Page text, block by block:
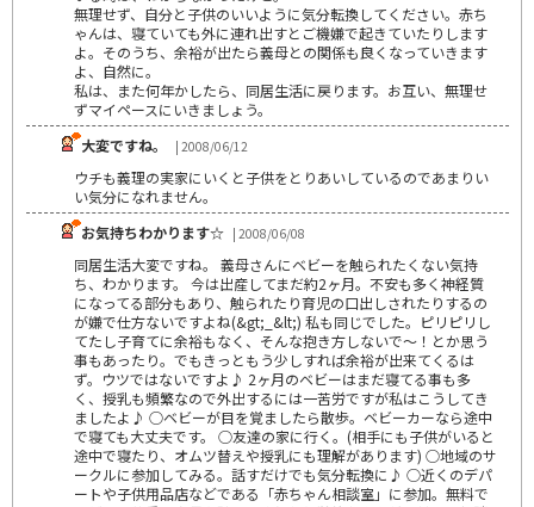
無理せず、自分と子供のいいように気分転換してください。赤ち
ゃんは、寝ていても外に連れ出すとご機嫌で起きていたりします
よ。そのうち、余裕が出たら義母との関係も良くなっていきます
よ、自然に。
私は、また何年かしたら、同居生活に戻ります。お互い、無理せ
ずマイペースにいきましょう。
大変ですね。
| 2008/06/12
ウチも義理の実家にいくと子供をとりあいしているのであまりい
い気分になれません。
お気持ちわかります☆ | 2008/06/08
同居生活大変ですね。 義母さんにベビーを触られたくない気持
ち、わかります。 今は出産してまだ約2ヶ月。不安も多く神経質
になってる部分もあり、触られたり育児の口出しされたりするの
が嫌で仕方ないですよね(&gt;_&lt;) 私も同じでした。ピリピリし
てたし子育てに余裕もなく、そんな抱き方しないで～！とか思う
事もあったり。でもきっともう少しすれば余裕が出来てくるは
ず。ウツではないですよ♪ 2ヶ月のベビーはまだ寝てる事も多
く、授乳も頻繁なので外出するには一苦労ですが私はこうしてき
ましたよ♪ ○ベビーが目を覚ましたら散歩。ベビーカーなら途中
で寝ても大丈夫です。 ○友達の家に行く。(相手にも子供がいると
途中で寝たり、オムツ替えや授乳にも理解があります) ○地域のサ
ークルに参加してみる。話すだけでも気分転換に♪ ○近くのデパ
ートや子供用品店などである「赤ちゃん相談室」に参加。無料で